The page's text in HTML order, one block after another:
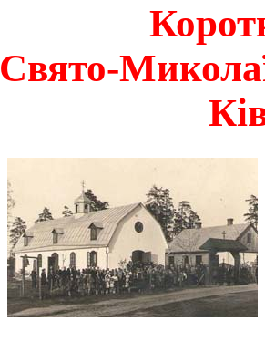
Свято-